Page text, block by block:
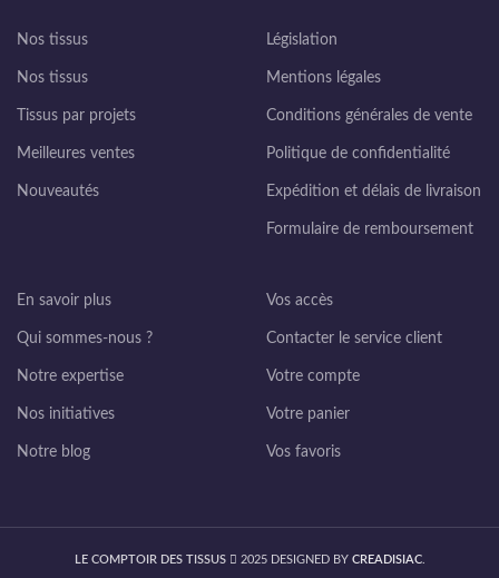
Nos tissus
Nos tissus
Tissus par projets
Meilleures ventes
Nouveautés
Législation
Mentions légales
Conditions générales de vente
Politique de confidentialité
Expédition et délais de livraison
Formulaire de remboursement
En savoir plus
Qui sommes-nous ?
Notre expertise
Nos initiatives
Notre blog
Vos accès
Contacter le service client
Votre compte
Votre panier
Vos favoris
LE COMPTOIR DES TISSUS 2025 DESIGNED BY CREADISIAC.